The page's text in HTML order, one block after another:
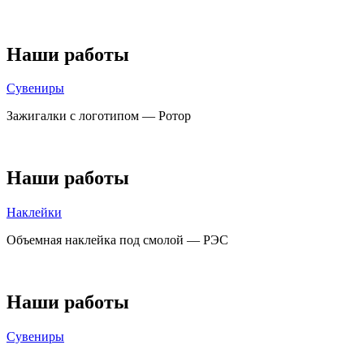
Наши работы
Сувениры
Зажигалки с логотипом — Ротор
Наши работы
Наклейки
Объемная наклейка под смолой — РЭС
Наши работы
Сувениры